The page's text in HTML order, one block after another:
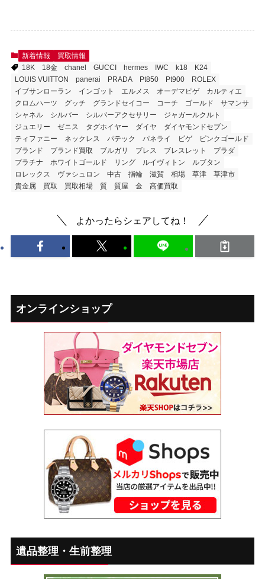
新着情報
買取情報
18K
18金 chanel GUCCI hermes IWC k18
K24
LOUIS VUITTON
panerai PRADA Pt850 Pt900
ROLEX
イブサンローラン
インゴット エルメス オーデマピゲ
カルティエ
クロムハーツ
グッチ グランドセイコー コーチ ゴールド
サマンサ
シャネル
シルバー シルバーアクセサリー
ジャガールクルト
ジュエリー
ゼニス タグホイヤー ダイヤ
ダイヤモンドセブン
ティファニー
ネックレス パテック パネライ ピゲ
ピンクゴールド
ブランド
ブランド買取 ブルガリ ブレス ブレスレット
プラダ
プラチナ
ホワイトゴールド リング ルイヴィトン
ルブタン
ロレックス
ヴァシュロン 中古 指輪 滋賀 相場 草津
草津市
貴金属
買取 買取相場 質 質屋 金 高価買取
よかったらシェアしてね！
オンラインショップ
遺品整理・生前整理